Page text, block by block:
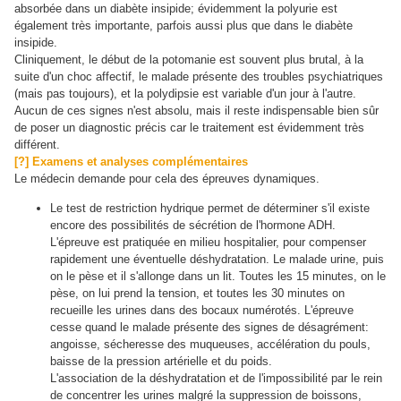
absorbée dans un diabète insipide; évidemment la polyurie est
également très importante, parfois aussi plus que dans le diabète
insipide.
Cliniquement, le début de la potomanie est souvent plus brutal, à la
suite d'un choc affectif, le malade présente des troubles psychiatriques
(mais pas toujours), et la polydipsie est variable d'un jour à l'autre.
Aucun de ces signes n'est absolu, mais il reste indispensable bien sûr
de poser un diagnostic précis car le traitement est évidemment très
différent.
[?] Examens et analyses complémentaires
Le médecin demande pour cela des épreuves dynamiques.
Le test de restriction hydrique permet de déterminer s'il existe
encore des possibilités de sécrétion de l'hormone ADH.
L'épreuve est pratiquée en milieu hospitalier, pour compenser
rapidement une éventuelle déshydratation. Le malade urine, puis
on le pèse et il s'allonge dans un lit. Toutes les 15 minutes, on le
pèse, on lui prend la tension, et toutes les 30 minutes on
recueille les urines dans des bocaux numérotés. L'épreuve
cesse quand le malade présente des signes de désagrément:
angoisse, sécheresse des muqueuses, accélération du pouls,
baisse de la pression artérielle et du poids.
L'association de la déshydratation et de l'impossibilité par le rein
de concentrer les urines malgré la suppression de boissons,